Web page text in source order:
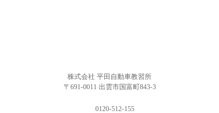
株式会社 平田自動車教習所
〒691-0011 出雲市国富町843-3
0120-512-155